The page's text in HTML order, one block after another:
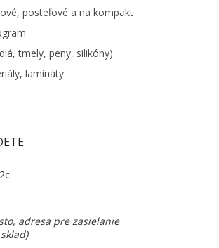
posteľové a na kompakt
tmely, peny, silikóny)
lamináty
adresa pre zasielanie